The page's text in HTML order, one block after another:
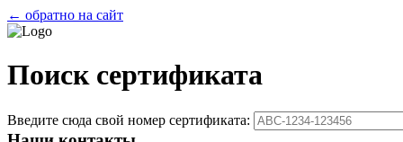
← обратно на сайт
Поиск сертификата
Введите сюда свой номер сертификата: